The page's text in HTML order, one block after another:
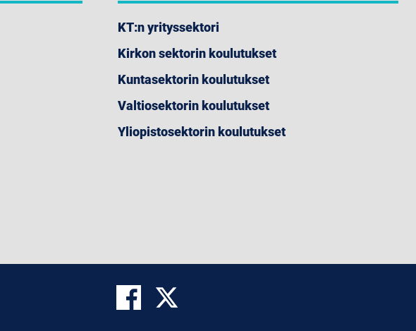
KT:n yrityssektori
Kirkon sektorin koulutukset
Kuntasektorin koulutukset
Valtiosektorin koulutukset
Yliopistosektorin koulutukset